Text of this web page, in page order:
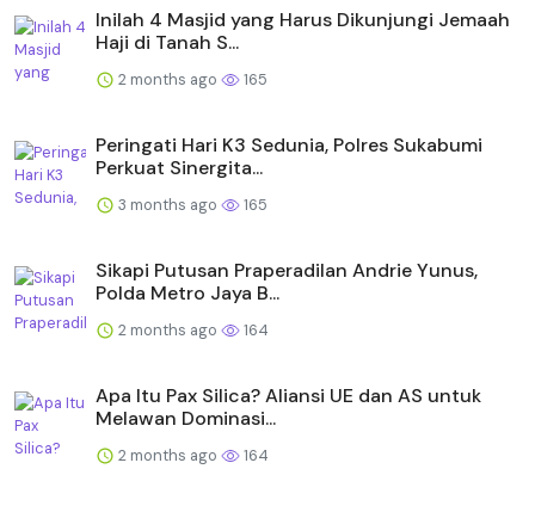
Inilah 4 Masjid yang Harus Dikunjungi Jemaah
Haji di Tanah S...
2 months ago 165
Peringati Hari K3 Sedunia, Polres Sukabumi
Perkuat Sinergita...
3 months ago 165
Sikapi Putusan Praperadilan Andrie Yunus,
Polda Metro Jaya B...
2 months ago 164
Apa Itu Pax Silica? Aliansi UE dan AS untuk
Melawan Dominasi...
2 months ago 164